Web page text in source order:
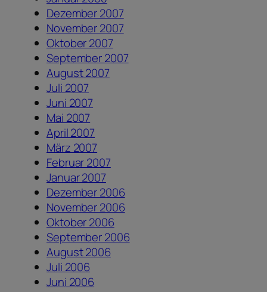
Dezember 2007
November 2007
Oktober 2007
September 2007
August 2007
Juli 2007
Juni 2007
Mai 2007
April 2007
März 2007
Februar 2007
Januar 2007
Dezember 2006
November 2006
Oktober 2006
September 2006
August 2006
Juli 2006
Juni 2006